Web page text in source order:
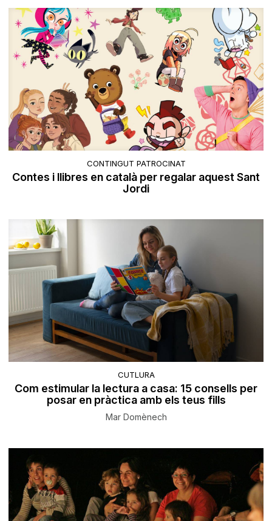
CONTINGUT PATROCINAT
Contes i llibres en català per regalar aquest Sant
Jordi
CUTLURA
Com estimular la lectura a casa: 15 consells per
posar en pràctica amb els teus fills
Mar Domènech